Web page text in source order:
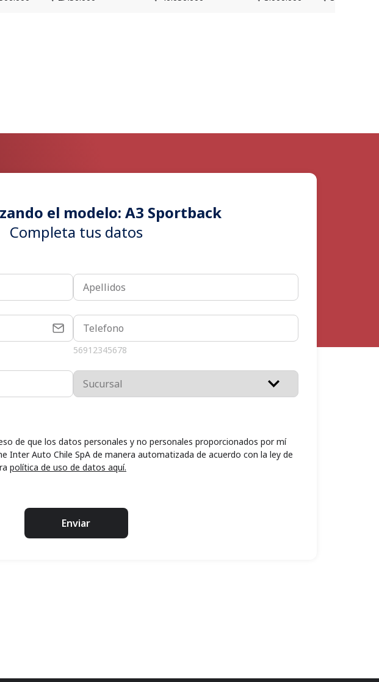
el modelo: A3 Sportback
Completa tus datos
56912345678
de que los datos personales y no personales proporcionados por mí
Inter Auto Chile SpA de manera automatizada de acuerdo con la ley de
política de uso de datos aquí.
Enviar